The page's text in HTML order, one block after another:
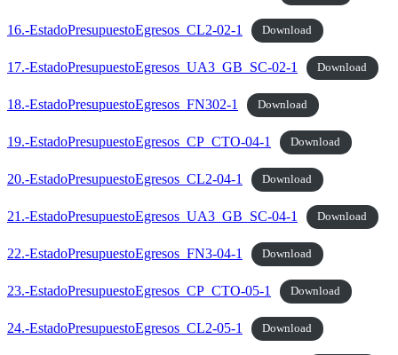
16.-EstadoPresupuestoEgresos_CL2-02-1 Download
17.-EstadoPresupuestoEgresos_UA3_GB_SC-02-1 Download
18.-EstadoPresupuestoEgresos_FN302-1 Download
19.-EstadoPresupuestoEgresos_CP_CTO-04-1 Download
20.-EstadoPresupuestoEgresos_CL2-04-1 Download
21.-EstadoPresupuestoEgresos_UA3_GB_SC-04-1 Download
22.-EstadoPresupuestoEgresos_FN3-04-1 Download
23.-EstadoPresupuestoEgresos_CP_CTO-05-1 Download
24.-EstadoPresupuestoEgresos_CL2-05-1 Download